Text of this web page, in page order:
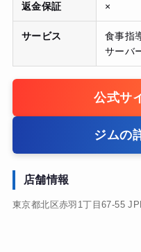
返金保証 ×
サービス
食事指
サーバ
公式サ
ジムの
店舗情報
東京都北区赤羽1丁目67-55